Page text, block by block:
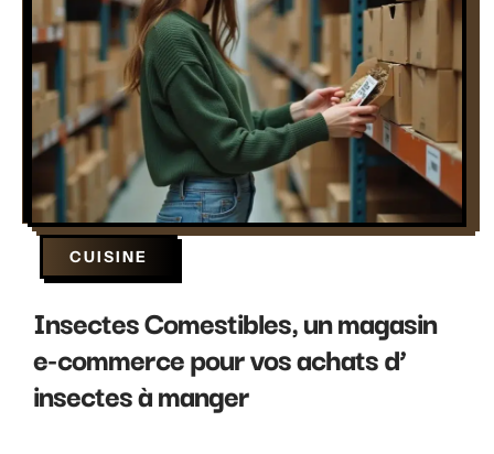
CUISINE
Insectes Comestibles, un magasin
e-commerce pour vos achats d’
insectes à manger